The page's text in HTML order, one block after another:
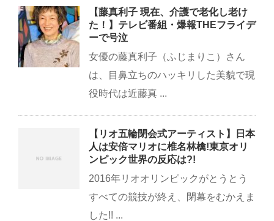
【藤真利子 現在、介護で老化し老け
た！】テレビ番組・爆報THEフライデ
ーで号泣
女優の藤真利子（ふじまりこ）さん
は、目鼻立ちのハッキリした美貌で現
役時代は近藤真 ...
【リオ五輪閉会式アーティスト】日本
人は安倍マリオに椎名林檎!東京オリ
ンピック世界の反応は?!
2016年リオオリンピックがとうとう
すべての競技が終え、閉幕をむかえま
した!! ...